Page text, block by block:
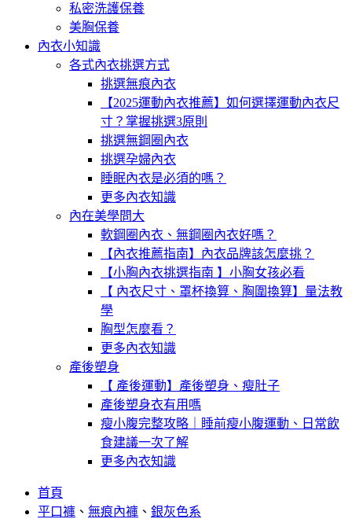
私密洗護保養
美胸保養
內衣小知識
各式內衣挑選方式
挑選無痕內衣
【2025運動內衣推薦】如何選擇運動內衣尺
寸？掌握挑選3原則
挑選無鋼圈內衣
挑選孕婦內衣
睡眠內衣是必須的嗎？
更多內衣知識
內在美學問大
軟鋼圈內衣、無鋼圈內衣好嗎？
【內衣推薦指南】內衣品牌該怎麼挑？
【小胸內衣挑選指南 】小胸女孩必看
【 內衣尺寸、罩杯換算、胸圍換算】量法教
學
胸型怎麼看？
更多內衣知識
產後塑身
【 產後運動】產後塑身、瘦肚子
產後塑身衣有用嗎
瘦小腹完整攻略｜睡前瘦小腹運動、日常飲
食建議一次了解
更多內衣知識
首頁
平口褲 、 無痕內褲 、 銀灰色系